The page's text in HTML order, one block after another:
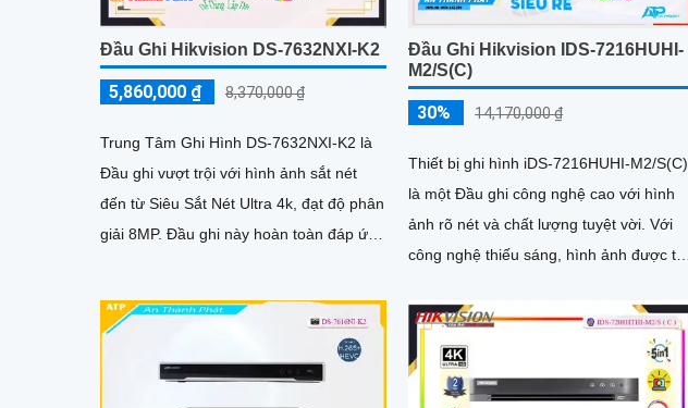
Đầu Ghi Hikvision DS-7632NXI-K2
5,860,000 ₫ 8,370,000 ₫
Trung Tâm Ghi Hình DS-7632NXI-K2 là
Đầu ghi vượt trội với hình ảnh sắt nét
đến từ Siêu Sắt Nét Ultra 4k, đạt độ phân
giải 8MP. Đầu ghi này hoàn toàn đáp ứng
Đầu Ghi Hikvision IDS-7216HUHI-
M2/S(C)
30% 14,170,000 ₫
Thiết bị ghi hình iDS-7216HUHI-M2/S(C)
là một Đầu ghi công nghệ cao với hình
ảnh rõ nét và chất lượng tuyệt vời. Với
công nghệ thiếu sáng, hình ảnh được tái